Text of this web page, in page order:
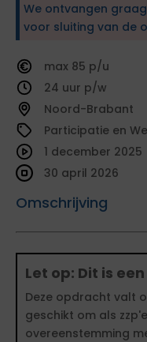
We ontvangen
voor sluiting van de
85
24
Noord-Brabant
Participatie en
Omschrijving
1 december 2025
30 april 2026
Let op: Dit is
Deze opdracht valt
geschikt om als
overeenstemming